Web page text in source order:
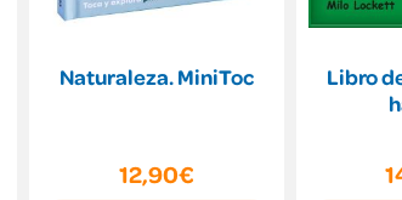
Naturaleza. MiniToc
12,90€
Libro